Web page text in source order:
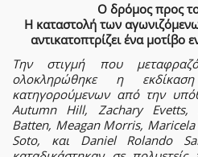
Ο δρόμος προς
Η καταστολή των
αντικατοπτρίζει ένα μοτίβο
Την στιγμή που
ολοκληρώθηκε η
κατηγορούμενων από την
Autumn Hill, Zachary Evetts,
Batten, Meagan Morris,
Soto, και Daniel Rolando